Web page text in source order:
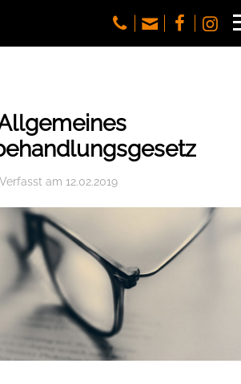
Verfasst am 12.02.2019